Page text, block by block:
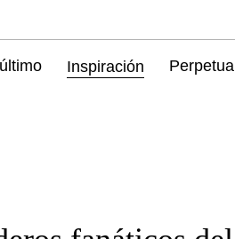
Inspiración Perpetual